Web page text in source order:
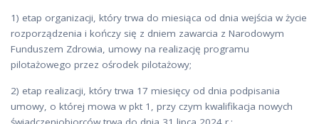
1) etap organizacji, który trwa do miesiąca od dnia wejścia w życie
rozporządzenia i kończy się z dniem zawarcia z Narodowym
Funduszem Zdrowia, umowy na realizację programu
pilotażowego przez ośrodek pilotażowy;
2) etap realizacji, który trwa 17 miesięcy od dnia podpisania
umowy, o której mowa w pkt 1, przy czym kwalifikacja nowych